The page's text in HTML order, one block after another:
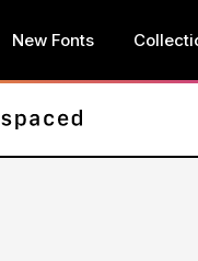
New Fonts